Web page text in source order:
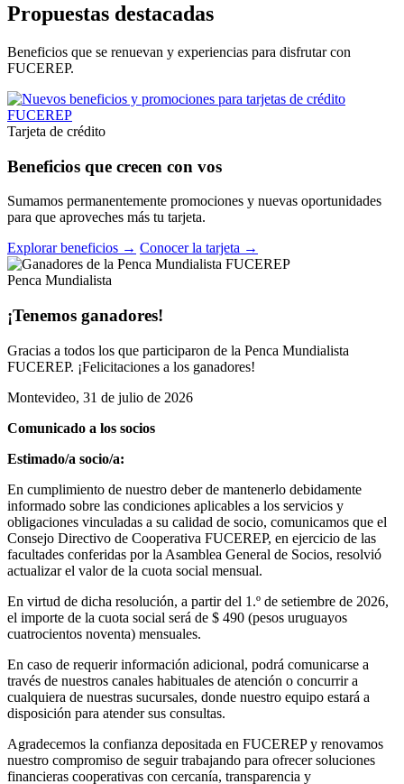
Propuestas destacadas
Beneficios que se renuevan y experiencias para disfrutar con
FUCEREP.
Tarjeta de crédito
Beneficios que crecen con vos
Sumamos permanentemente promociones y nuevas oportunidades
para que aproveches más tu tarjeta.
Explorar beneficios → Conocer la tarjeta →
Penca Mundialista
¡Tenemos ganadores!
Gracias a todos los que participaron de la Penca Mundialista
FUCEREP. ¡Felicitaciones a los ganadores!
Montevideo, 31 de julio de 2026
Comunicado a los socios
Estimado/a socio/a:
En cumplimiento de nuestro deber de mantenerlo debidamente
informado sobre las condiciones aplicables a los servicios y
obligaciones vinculadas a su calidad de socio, comunicamos que el
Consejo Directivo de Cooperativa FUCEREP, en ejercicio de las
facultades conferidas por la Asamblea General de Socios, resolvió
actualizar el valor de la cuota social mensual.
En virtud de dicha resolución, a partir del 1.º de setiembre de 2026,
el importe de la cuota social será de $ 490 (pesos uruguayos
cuatrocientos noventa) mensuales.
En caso de requerir información adicional, podrá comunicarse a
través de nuestros canales habituales de atención o concurrir a
cualquiera de nuestras sucursales, donde nuestro equipo estará a
disposición para atender sus consultas.
Agradecemos la confianza depositada en FUCEREP y renovamos
nuestro compromiso de seguir trabajando para ofrecer soluciones
financieras cooperativas con cercanía, transparencia y